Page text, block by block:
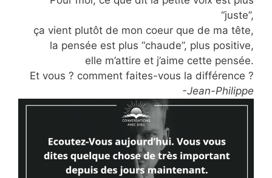
“juste”,
ça vient plutôt de mon coeur que de ma tête,
la pensée est plus “chaude”, plus positive,
elle m’attire et j’aime cette pensée.
Et vous ? comment faites-vous la différence ?
-Jean-Philippe